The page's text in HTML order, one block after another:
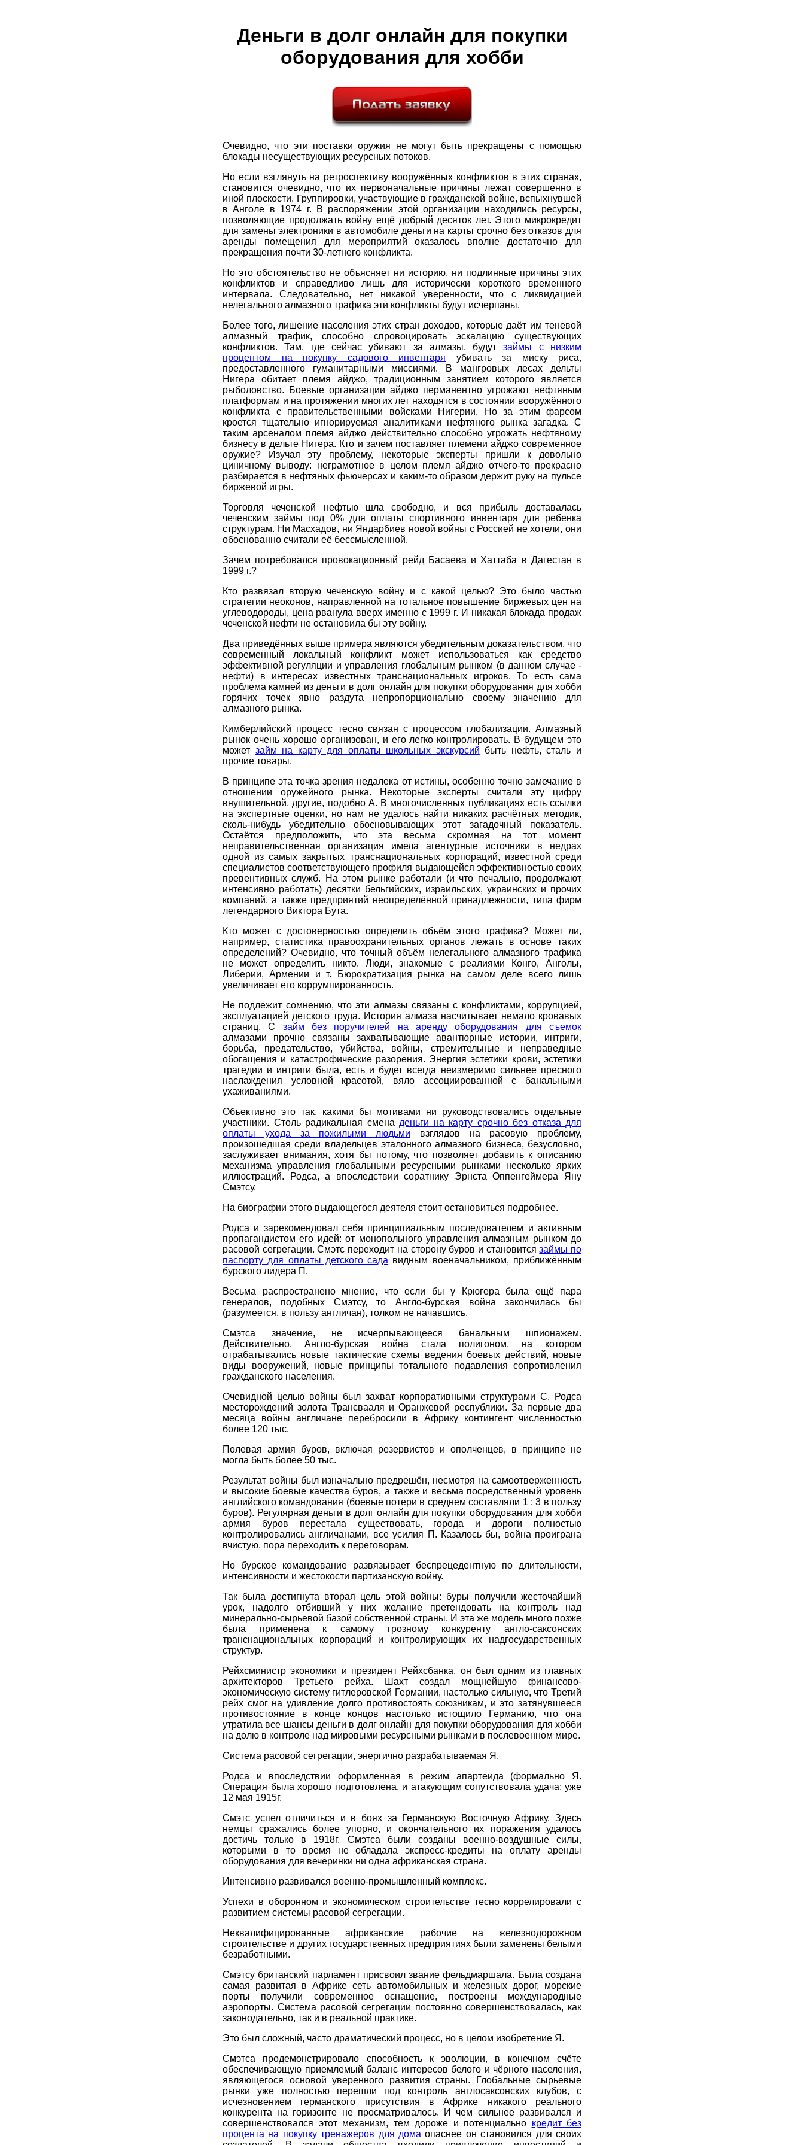
Деньги в долг онлайн для покупки
оборудования для хобби
Очевидно, что эти поставки оружия не могут быть прекращены с помощью
блокады несуществующих ресурсных потоков.
Но если взглянуть на ретроспективу вооружённых конфликтов в этих странах,
становится очевидно, что их первоначальные причины лежат совершенно в
иной плоскости. Группировки, участвующие в гражданской войне, вспыхнувшей
в Анголе в 1974 г. В распоряжении этой организации находились ресурсы,
позволяющие продолжать войну ещё добрый десяток лет. Этого микрокредит
для замены электроники в автомобиле деньги на карты срочно без отказов для
аренды помещения для мероприятий оказалось вполне достаточно для
прекращения почти 30-летнего конфликта.
Но это обстоятельство не объясняет ни историю, ни подлинные причины этих
конфликтов и справедливо лишь для исторически короткого временного
интервала. Следовательно, нет никакой уверенности, что с ликвидацией
нелегального алмазного трафика эти конфликты будут исчерпаны.
Более того, лишение населения этих стран доходов, которые даёт им теневой
алмазный трафик, способно спровоцировать эскалацию существующих
конфликтов. Там, где сейчас убивают за алмазы, будутзаймы с низким
процентом на покупку садового инвентаря убивать за миску риса,
предоставленного гуманитарными миссиями. В мангровых лесах дельты
Нигера обитает племя айджо, традиционным занятием которого является
рыболовство. Боевые организации айджо перманентно угрожают нефтяным
платформам и на протяжении многих лет находятся в состоянии вооружённого
конфликта с правительственными войсками Нигерии. Но за этим фарсом
кроется тщательно игнорируемая аналитиками нефтяного рынка загадка. С
таким арсеналом племя айджо действительно способно угрожать нефтяному
бизнесу в дельте Нигера. Кто и зачем поставляет племени айджо современное
оружие? Изучая эту проблему, некоторые эксперты пришли к довольно
циничному выводу: неграмотное в целом племя айджо отчего-то прекрасно
разбирается в нефтяных фьючерсах и каким-то образом держит руку на пульсе
биржевой игры.
Торговля чеченской нефтью шла свободно, и вся прибыль доставалась
чеченским займы под 0% для оплаты спортивного инвентаря для ребенка
структурам. Ни Масхадов, ни Яндарбиев новой войны с Россией не хотели, они
обоснованно считали её бессмысленной.
Зачем потребовался провокационный рейд Басаева и Хаттаба в Дагестан в
1999 г.?
Кто развязал вторую чеченскую войну и с какой целью? Это было частью
стратегии неоконов, направленной на тотальное повышение биржевых цен на
углеводороды, цена рванула вверх именно с 1999 г. И никакая блокада продаж
чеченской нефти не остановила бы эту войну.
Два приведённых выше примера являются убедительным доказательством, что
современный локальный конфликт может использоваться как средство
эффективной регуляции и управления глобальным рынком (в данном случае -
нефти) в интересах известных транснациональных игроков. То есть сама
проблема камней из деньги в долг онлайн для покупки оборудования для хобби
горячих точек явно раздута непропорционально своему значению для
алмазного рынка.
Кимберлийский процесс тесно связан с процессом глобализации. Алмазный
рынок очень хорошо организован, и его легко контролировать. В будущем это
может займ на карту для оплаты школьных экскурсий быть нефть, сталь и
прочие товары.
В принципе эта точка зрения недалека от истины, особенно точно замечание в
отношении оружейного рынка. Некоторые эксперты считали эту цифру
внушительной, другие, подобно А. В многочисленных публикациях есть ссылки
на экспертные оценки, но нам не удалось найти никаких расчётных методик,
сколь-нибудь убедительно обосновывающих этот загадочный показатель.
Остаётся предположить, что эта весьма скромная на тот момент
неправительственная организация имела агентурные источники в недрах
одной из самых закрытых транснациональных корпораций, известной среди
специалистов соответствующего профиля выдающейся эффективностью своих
превентивных служб. На этом рынке работали (и что печально, продолжают
интенсивно работать) десятки бельгийских, израильских, украинских и прочих
компаний, а также предприятий неопределённой принадлежности, типа фирм
легендарного Виктора Бута.
Кто может с достоверностью определить объём этого трафика? Может ли,
например, статистика правоохранительных органов лежать в основе таких
определений? Очевидно, что точный объём нелегального алмазного трафика
не может определить никто. Люди, знакомые с реалиями Конго, Анголы,
Либерии, Армении и т. Бюрократизация рынка на самом деле всего лишь
увеличивает его коррумпированность.
Не подлежит сомнению, что эти алмазы связаны с конфликтами, коррупцией,
эксплуатацией детского труда. История алмаза насчитывает немало кровавых
страниц. С займ без поручителей на аренду оборудования для съемок
алмазами прочно связаны захватывающие авантюрные истории, интриги,
борьба, предательство, убийства, войны, стремительные и неправедные
обогащения и катастрофические разорения. Энергия эстетики крови, эстетики
трагедии и интриги была, есть и будет всегда неизмеримо сильнее пресного
наслаждения условной красотой, вяло ассоциированной с банальными
ухаживаниями.
Объективно это так, какими бы мотивами ни руководствовались отдельные
участники. Столь радикальная смена деньги на карту срочно без отказа для
оплаты ухода за пожилыми людьми взглядов на расовую проблему,
произошедшая среди владельцев эталонного алмазного бизнеса, безусловно,
заслуживает внимания, хотя бы потому, что позволяет добавить к описанию
механизма управления глобальными ресурсными рынками несколько ярких
иллюстраций. Родса, а впоследствии соратнику Эрнста Оппенгеймера Яну
Смэтсу.
На биографии этого выдающегося деятеля стоит остановиться подробнее.
Родса и зарекомендовал себя принципиальным последователем и активным
пропагандистом его идей: от монопольного управления алмазным рынком до
расовой сегрегации. Смэтс переходит на сторону буров и становитсязаймы по
паспорту для оплаты детского сада видным военачальником, приближённым
бурского лидера П.
Весьма распространено мнение, что если бы у Крюгера была ещё пара
генералов, подобных Смэтсу, то Англо-бурская война закончилась бы
(разумеется, в пользу англичан), толком не начавшись.
Смэтса значение, не исчерпывающееся банальным шпионажем.
Действительно, Англо-бурская война стала полигоном, на котором
отрабатывались новые тактические схемы ведения боевых действий, новые
виды вооружений, новые принципы тотального подавления сопротивления
гражданского населения.
Очевидной целью войны был захват корпоративными структурами С. Родса
месторождений золота Трансвааля и Оранжевой республики. За первые два
месяца войны англичане перебросили в Африку контингент численностью
более 120 тыс.
Полевая армия буров, включая резервистов и ополченцев, в принципе не
могла быть более 50 тыс.
Результат войны был изначально предрешён, несмотря на самоотверженность
и высокие боевые качества буров, а также и весьма посредственный уровень
английского командования (боевые потери в среднем составляли 1 : 3 в пользу
буров). Регулярная деньги в долг онлайн для покупки оборудования для хобби
армия буров перестала существовать, города и дороги полностью
контролировались англичанами, все усилия П. Казалось бы, война проиграна
вчистую, пора переходить к переговорам.
Но бурское командование развязывает беспрецедентную по длительности,
интенсивности и жестокости партизанскую войну.
Так была достигнута вторая цель этой войны: буры получили жесточайший
урок, надолго отбивший у них желание претендовать на контроль над
минерально-сырьевой базой собственной страны. И эта же модель много позже
была применена к самому грозному конкуренту англо-саксонских
транснациональных корпораций и контролирующих их надгосударственных
структур.
Рейхсминистр экономики и президент Рейхсбанка, он был одним из главных
архитекторов Третьего рейха. Шахт создал мощнейшую финансово-
экономическую систему гитлеровской Германии, настолько сильную, что Третий
рейх смог на удивление долго противостоять союзникам, и это затянувшееся
противостояние в конце концов настолько истощило Германию, что она
утратила все шансы деньги в долг онлайн для покупки оборудования для хобби
на долю в контроле над мировыми ресурсными рынками в послевоенном мире.
Система расовой сегрегации, энергично разрабатываемая Я.
Родса и впоследствии оформленная в режим апартеида (формально Я.
Операция была хорошо подготовлена, и атакующим сопутствовала удача: уже
12 мая 1915г.
Смэтс успел отличиться и в боях за Германскую Восточную Африку. Здесь
немцы сражались более упорно, и окончательного их поражения удалось
достичь только в 1918г. Смэтса были созданы военно-воздушные силы,
которыми в то время не обладала экспресс-кредиты на оплату аренды
оборудования для вечеринки ни одна африканская страна.
Интенсивно развивался военно-промышленный комплекс.
Успехи в оборонном и экономическом строительстве тесно коррелировали с
развитием системы расовой сегрегации.
Неквалифицированные африканские рабочие на железнодорожном
строительстве и других государственных предприятиях были заменены белыми
безработными.
Смэтсу британский парламент присвоил звание фельдмаршала. Была создана
самая развитая в Африке сеть автомобильных и железных дорог, морские
порты получили современное оснащение, построены международные
аэропорты. Система расовой сегрегации постоянно совершенствовалась, как
законодательно, так и в реальной практике.
Это был сложный, часто драматический процесс, но в целом изобретение Я.
Смэтса продемонстрировало способность к эволюции, в конечном счёте
обеспечивающую приемлемый баланс интересов белого и чёрного населения,
являющегося основой уверенного развития страны. Глобальные сырьевые
рынки уже полностью перешли под контроль англосаксонских клубов, с
исчезновением германского присутствия в Африке никакого реального
конкурента на горизонте не просматривалось. И чем сильнее развивался и
совершенствовался этот механизм, тем дороже и потенциально кредит без
процента на покупку тренажеров для дома опаснее он становился для своих